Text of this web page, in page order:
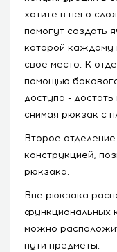
хотите в него
помогут создать
которой каждому
свое место. К
помощью
доступа -
снимая рюкзак с
Второе
конструкцией,
рюкзака.
Вне рюкзака
функциональных
можно
пути предметы.